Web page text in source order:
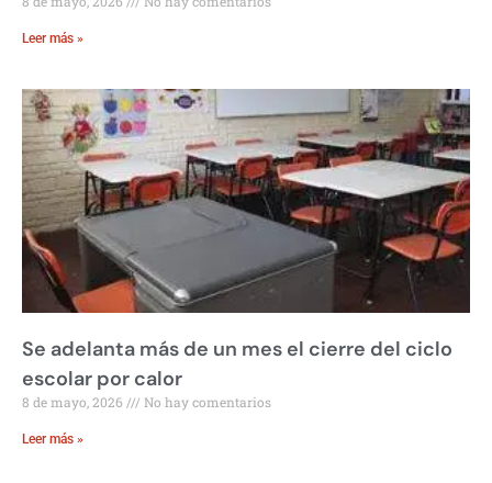
Leer más »
Se adelanta más de un mes el cierre del ciclo
escolar por calor
8 de mayo, 2026 No hay comentarios
Leer más »